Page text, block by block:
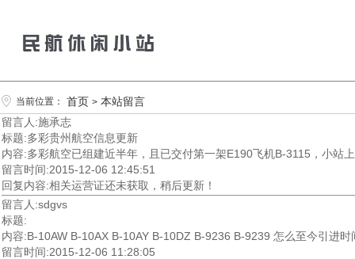
当前位置： 首页 > 本站留言
留言人:施承志
标题:多彩贵州航空信息更新
内容:多彩航空已组建近半年，且已交付第一架E190飞机B-3115，小站
留言时间:2015-12-06 12:45:51
回复内容:相关运营证还未获取，稍后更新！
留言人:sdgvs
标题:
内容:B-10AW B-10AX B-10AY B-10DZ B-9236 B-9239 怎么至今引进
留言时间:2015-12-06 11:28:05